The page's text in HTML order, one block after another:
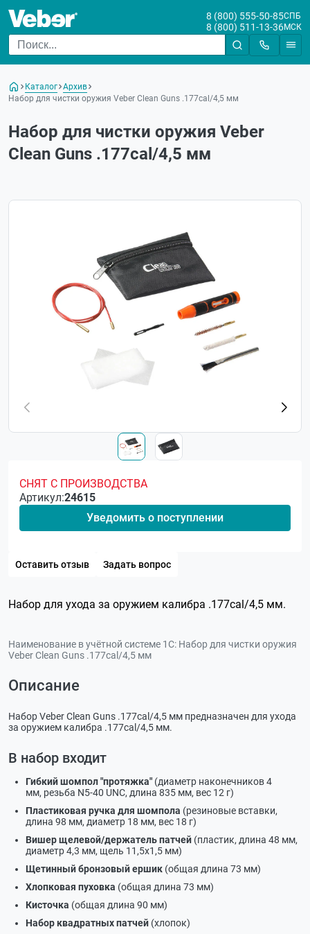
8 (800) 555-50-85СПБ
8 (800) 511-13-36МСК
Каталог Архив
Набор для чистки оружия Veber Clean Guns .177cal/4,5 мм
Набор для чистки оружия Veber
Clean Guns .177cal/4,5 мм
СНЯТ С ПРОИЗВОДСТВА
Артикул:24615
Уведомить о поступлении
Оставить отзыв Задать вопрос
Набор для ухода за оружием калибра .177cal/4,5 мм.
Наименование в учётной системе 1С: Набор для чистки оружия
Veber Clean Guns .177cal/4,5 мм
Описание
Набор Veber Clean Guns .177cal/4,5 мм предназначен для ухода
за оружием калибра .177cal/4,5 мм.
В набор входит
Гибкий шомпол "протяжка" (диаметр наконечников 4
мм, резьба N5-40 UNC, длина 835 мм, вес 12 г)
Пластиковая ручка для шомпола (резиновые вставки,
длина 98 мм, диаметр 18 мм, вес 18 г)
Вишер щелевой/держатель патчей (пластик, длина 48 мм,
диаметр 4,3 мм, щель 11,5х1,5 мм)
Щетинный бронзовый ершик (общая длина 73 мм)
Хлопковая пуховка (общая длина 73 мм)
Кисточка (общая длина 90 мм)
Набор квадратных патчей (хлопок)